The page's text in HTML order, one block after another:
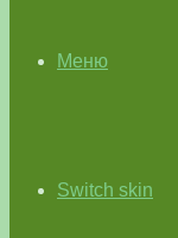
Меню
Switch skin